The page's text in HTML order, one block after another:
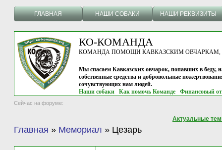
ГЛАВНАЯ НАШИ СОБАКИ НАШИ РЕКВИЗИТЫ
КО-КОМАНДА
КОМАНДА ПОМОЩИ КАВКАЗСКИМ ОВЧАРКАМ, г.
Мы спасаем Кавказских овчарок, попавших в беду,
собственные средства и добровольные
сочувствующих нам людей.
Наши собаки
Как помочь Команде Финансовый
Сейчас на форуме:
Актуальные
Главная » Мемориал » Цезарь